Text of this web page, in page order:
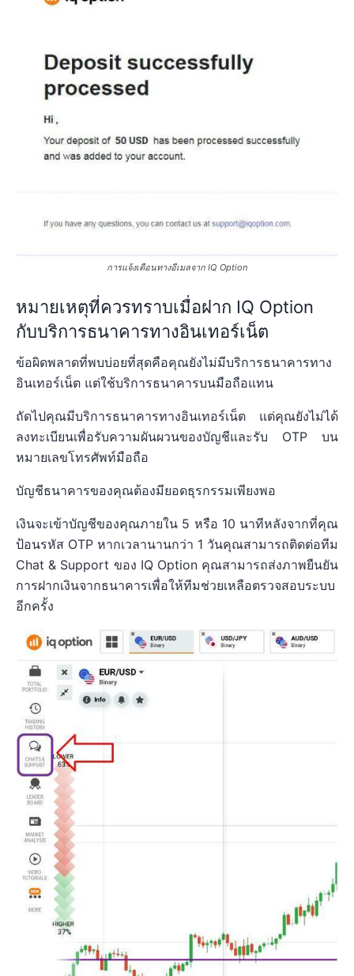
การแจ้งเตือนทางอีเมลจาก IQ Option
หมายเหตุที่ควรทราบเมื่อฝาก IQ Option
กับบริการธนาคารทางอินเทอร์เน็ต
ข้อผิดพลาดที่พบบ่อยที่สุดคือคุณยังไม่มีบริการธนาคารทาง
อินเทอร์เน็ต แต่ใช้บริการธนาคารบนมือถือแทน
ถัดไปคุณมีบริการธนาคารทางอินเทอร์เน็ต แต่คุณยังไม่ได้
ลงทะเบียนเพื่อรับความผันผวนของบัญชีและรับ OTP บน
หมายเลขโทรศัพท์มือถือ
บัญชีธนาคารของคุณต้องมียอดธุรกรรมเพียงพอ
เงินจะเข้าบัญชีของคุณภายใน 5 หรือ 10 นาทีหลังจากที่คุณ
ป้อนรหัส OTP หากเวลานานกว่า 1 วันคุณสามารถติดต่อทีม
Chat & Support ของ IQ Option คุณสามารถส่งภาพยืนยัน
การฝากเงินจากธนาคารเพื่อให้ทีมช่วยเหลือตรวจสอบระบบ
อีกครั้ง